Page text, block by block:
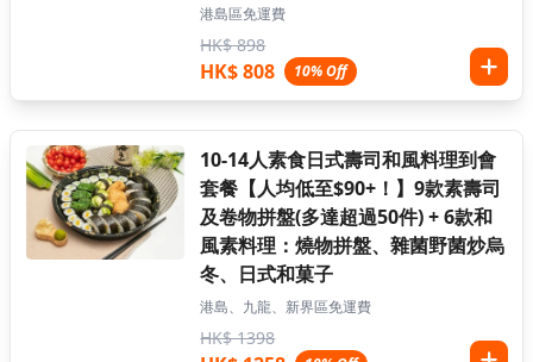
港島區免運費
HK$ 898
HK$ 808 10% Off
10-14人素食日式壽司和風料理到會
套餐【人均低至$90+！】9款素壽司
及卷物拼盤(多達超過50件) + 6款和
風素料理：燒物拼盤、雜菌野菌炒烏
冬、日式和菓子
港島、九龍、新界區免運費
HK$ 1398